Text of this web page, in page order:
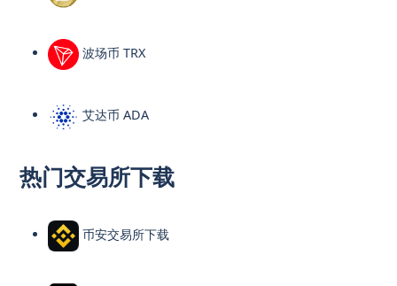
波场币 TRX
艾达币 ADA
热门交易所下载
币安交易所下载